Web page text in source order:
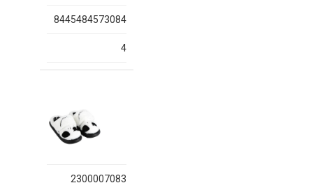
8445484573084
4
2300007083